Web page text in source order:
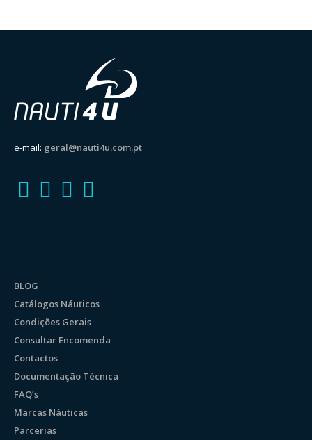
e-mail: geral@nauti4u.com.pt
BLOG
Catálogos Náuticos
Condições Gerais
Consultar Encomenda
Contactos
Documentação Técnica
FAQ’s
Marcas Náuticas
Parcerias